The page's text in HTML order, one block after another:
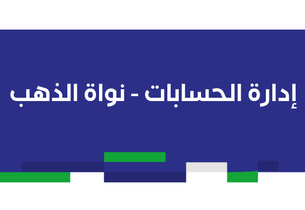
إدارة الحسابات - نواة الذهب